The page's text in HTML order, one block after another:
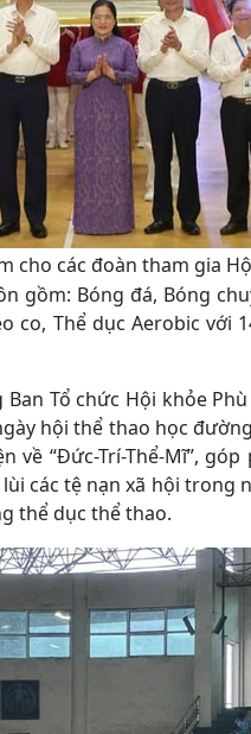
cho các đoàn tham gia
gồm: Bóng đá, Bóng
co, Thể dục Aerobic với
Tổ chức Hội khỏe
hội thể thao học
“Đức-Trí-Thể-Mĩ”,
các tệ nạn xã hội trong
thể dục thể thao.